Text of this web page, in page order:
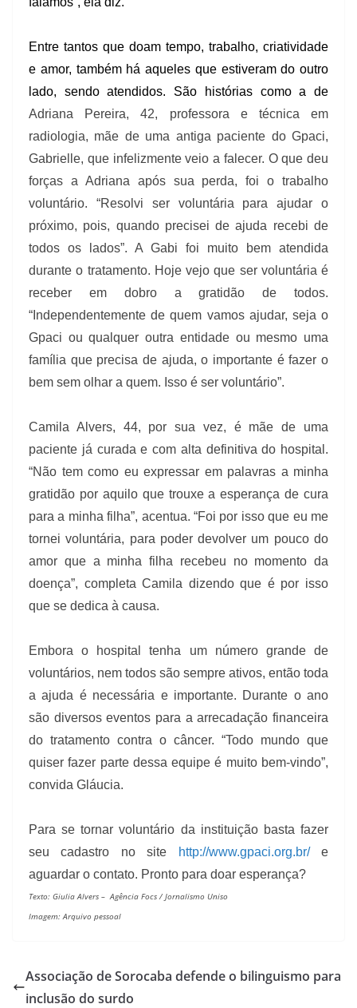
Entre tantos que doam tempo, trabalho, criatividade
e amor, também há aqueles que estiveram do outro
lado, sendo atendidos. São histórias como a de
Adriana Pereira, 42, professora e técnica em
radiologia, mãe de uma antiga paciente do Gpaci,
Gabrielle, que infelizmente veio a falecer. O que deu
forças a Adriana após sua perda, foi o trabalho
voluntário. “Resolvi ser voluntária para ajudar o
próximo, pois, quando precisei de ajuda recebi de
todos os lados”. A Gabi foi muito bem atendida
durante o tratamento. Hoje vejo que ser voluntária é
receber em dobro a gratidão de todos.
“Independentemente de quem vamos ajudar, seja o
Gpaci ou qualquer outra entidade ou mesmo uma
família que precisa de ajuda, o importante é fazer o
bem sem olhar a quem. Isso é ser voluntário”.
Camila Alvers, 44, por sua vez, é mãe de uma
paciente já curada e com alta definitiva do hospital.
“Não tem como eu expressar em palavras a minha
gratidão por aquilo que trouxe a esperança de cura
para a minha filha”, acentua. “Foi por isso que eu me
tornei voluntária, para poder devolver um pouco do
amor que a minha filha recebeu no momento da
doença”, completa Camila dizendo que é por isso
que se dedica à causa.
Embora o hospital tenha um número grande de
voluntários, nem todos são sempre ativos, então toda
a ajuda é necessária e importante. Durante o ano
são diversos eventos para a arrecadação financeira
do tratamento contra o câncer. “Todo mundo que
quiser fazer parte dessa equipe é muito bem-vindo”,
convida Gláucia.
Para se tornar voluntário da instituição basta fazer
seu cadastro no site
http://www.gpaci.org.br/e
aguardar o contato. Pronto para doar esperança?
Texto: Giulia Alvers – Agência Focs / Jornalismo Uniso
Imagem: Arquivo pessoal
Associação de Sorocaba defende o bilinguismo para
inclusão do surdo